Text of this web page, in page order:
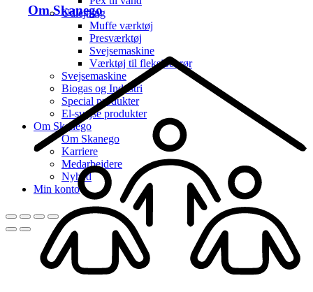
Om Skanego
Udlejning
Muffe værktøj
Presværktøj
Svejsemaskine
Værktøj til fleksibel rør
Svejsemaskine
Biogas og Industri
Special produkter
El-svejse produkter
Om Skanego
Om Skanego
Karriere
Medarbejdere
Nyhed
Min konto